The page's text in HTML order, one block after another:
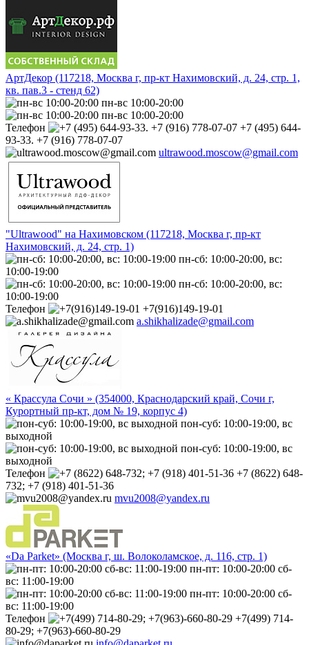
АртДекор (117218, Москва г, пр-кт Нахимовский, д. 24, стр. 1,
кв. пав.3 - стенд 62)
пн-вс 10:00-20:00
пн-вс 10:00-20:00
Телефон
+7 (495) 644-
93-33. +7 (916) 778-07-07
ultrawood.moscow@gmail.com
"Ultrawood" на Нахимовском (117218, Москва г, пр-кт
Нахимовский, д. 24, стр. 1)
пн-сб: 10:00-20:00, вс:
10:00-19:00
пн-сб: 10:00-20:00, вс:
10:00-19:00
Телефон
+7(916)149-19-01
a.shikhalizade@gmail.com
« Крассула Сочи » (354000, Краснодарский край, Сочи г,
Курортный пр-кт, дом № 19, корпус 4)
пон-суб: 10:00-19:00, вс
выходной
пон-суб: 10:00-19:00, вс
выходной
Телефон
+7 (8622) 648-
732; +7 (918) 401-51-36
mvu2008@yandex.ru
«Da Parket» (Москва г, ш. Волоколамское, д. 116, стр. 1)
пн-пт: 10:00-20:00 сб-
вс: 11:00-19:00
пн-пт: 10:00-20:00 сб-
вс: 11:00-19:00
Телефон
+7(499) 714-
80-29; +7(963)-660-80-29